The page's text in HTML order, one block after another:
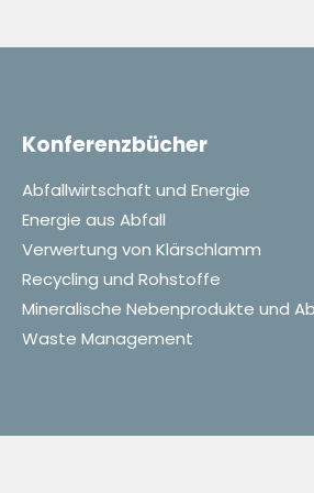
Konferenzbücher
Abfallwirtschaft und Energie
Energie aus Abfall
Verwertung von Klärschlamm
Recycling und Rohstoffe
Mineralische Nebenprodukte und
Waste Management